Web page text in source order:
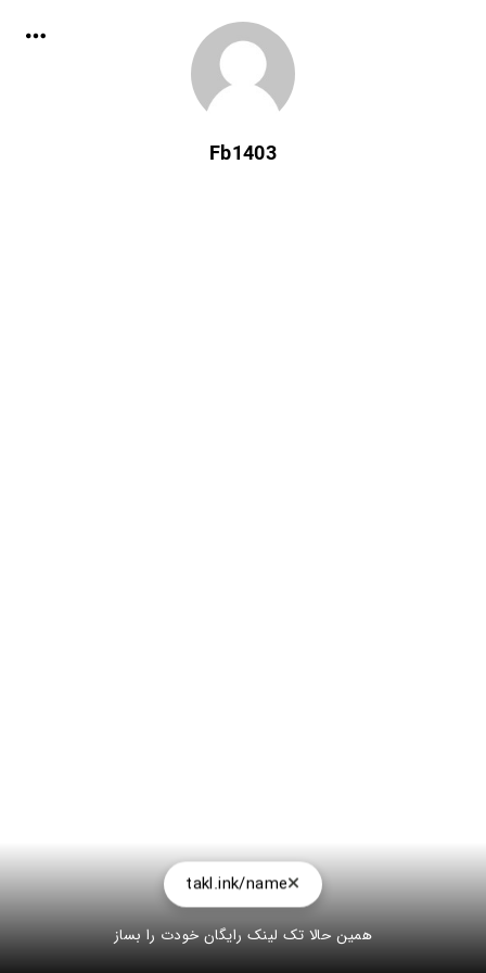
Fb1403
takl.ink/name
همین حالا تک لینک رایگان خودت را بساز